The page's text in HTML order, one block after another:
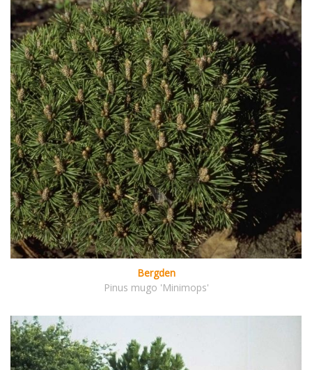
Bergden
Pinus mugo 'Minimops'